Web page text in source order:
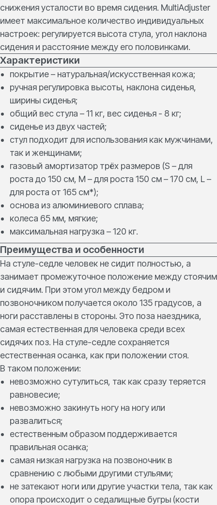
снижения усталости во время сидения. MultiAdjuster
имеет максимальное количество индивидуальных
настроек: регулируется высота стула, угол наклона
сидения и расстояние между его половинками.
Характеристики
покрытие – натуральная/искусственная кожа;
ручная регулировка высоты, наклона сиденья,
ширины сиденья;
общий вес стула – 11 кг, вес сиденья - 8 кг;
сиденье из двух частей;
стул подходит для использования как мужчинами,
так и женщинами;
газовый амортизатор трёх размеров (S – для
роста до 150 см, M – для роста 150 см – 170 см, L –
для роста от 165 см*);
основа из алюминиевого сплава;
колеса 65 мм, мягкие;
максимальная нагрузка – 120 кг.
Преимущества и особенности
На стуле-седле человек не сидит полностью, а
занимает промежуточное положение между стоячим
и сидячим. При этом угол между бедром и
позвоночником получается около 135 градусов, а
ноги расставлены в стороны. Это поза наездника,
самая естественная для человека среди всех
сидячих поз. На стуле-седле сохраняется
естественная осанка, как при положении стоя.
В таком положении:
невозможно сутулиться, так как сразу теряется
равновесие;
невозможно закинуть ногу на ногу или
развалиться;
естественным образом поддерживается
правильная осанка;
самая низкая нагрузка на позвоночник в
сравнению с любыми другими стульями;
не затекают ноги или другие участки тела, так как
опора происходит о седалищные бугры (кости